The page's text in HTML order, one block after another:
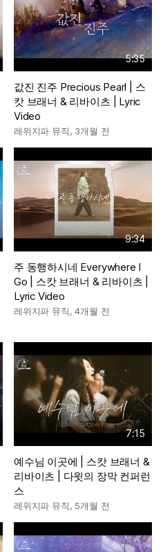
5:35
값진 진주 Precious Pearl | 스
캇 브래너 & 리바이츠 | Lyric
Video
레위지파 뮤직, 3개월 전
9:34
주 동행하시네 Everywhere I
Go | 스캇 브래너 & 리바이츠 |
Lyric Video
레위지파 뮤직,4개월 전
7:15
예수님 이곳에 | 스캇 브래너 &
리바이츠 | 다윗의 장막 컨퍼런
스
레위지파 뮤직, 5개월 전